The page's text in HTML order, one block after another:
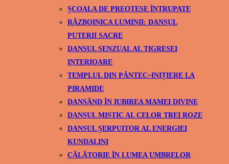
ȘCOALA DE PREOTESE ÎNTRUPATE
RĂZBOINICA LUMINII: DANSUL
PUTERII SACRE
DANSUL SENZUAL AL TIGRESEI
INTERIOARE
TEMPLUL DIN PÂNTEC~INIȚIERE LA
PIRAMIDE
DANSÂND ÎN IUBIREA MAMEI DIVINE
DANSUL MISTIC AL CELOR TREI ROZE
DANSUL ȘERPUITOR AL ENERGIEI
KUNDALINI
CĂLĂTORIE ÎN LUMEA UMBRELOR